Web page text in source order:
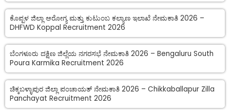
ಕೊಪ್ಪಳ ಜಿಲ್ಲಾ ಆರೋಗ್ಯ ಮತ್ತು ಕುಟುಂಬ ಕಲ್ಯಾಣ ಇಲಾಖೆ ನೇಮಕಾತಿ 2026 –
DHFWD Koppal Recruitment 2026
ಬೆಂಗಳೂರು ದಕ್ಷಿಣ ಜಿಲ್ಲೆಯ ನಗರಸಭೆ ನೇಮಕಾತಿ 2026 – Bengaluru South
Poura Karmika Recruitment 2026
ಚಿಕ್ಕಬಳ್ಳಾಪುರ ಜಿಲ್ಲಾ ಪಂಚಾಯತ್ ನೇಮಕಾತಿ 2026 – Chikkaballapur Zilla
Panchayat Recruitment 2026